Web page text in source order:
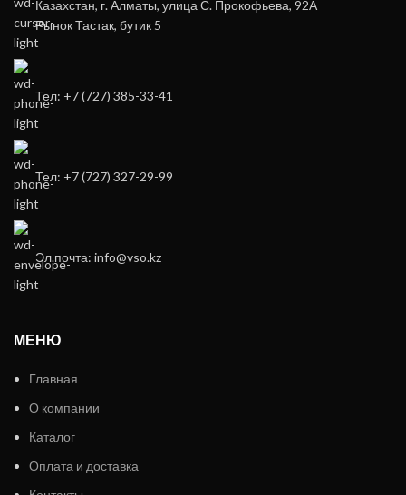
Казахстан, г. Алматы, улица С. Прокофьева, 92А
Рынок Тастак, бутик 5
Тел: +7 (727) 385-33-41
Тел: +7 (727) 327-29-99
Эл.почта: info@vso.kz
МЕНЮ
Главная
О компании
Каталог
Оплата и доставка